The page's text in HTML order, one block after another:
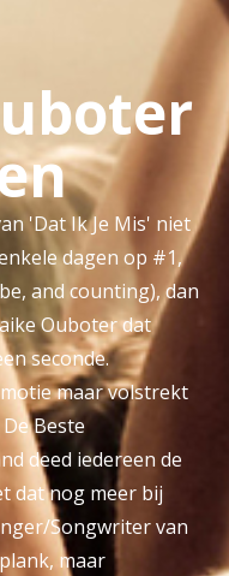
'Dat Ik Je Mis' niet
dagen op #1,
and counting), dan
Ouboter dat
seconde.
maar volstrekt
Beste
deed iedereen de
dat nog meer bij
Songwriter van
maar